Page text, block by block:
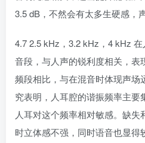
3.5 dB，不然会有太多生硬感，
4.7 2.5 kHz，3.2 kHz，4 kHz
音段，与人声的锐利度相关，表
频段相比，与在混音时体现声场
究表明，人耳腔的谐振频率主
人耳对这个频率相对敏感。缺
时立体感不强，同时语音也显